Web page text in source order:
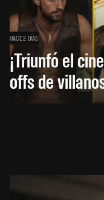
HACE 2 DÍAS
¡Triunfó el
offs de